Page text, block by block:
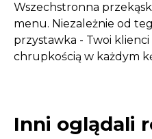
Wszechstronna
menu. Niezależnie od
przystawka - Twoi klienci
chrupkością w każdym
Inni oglądali